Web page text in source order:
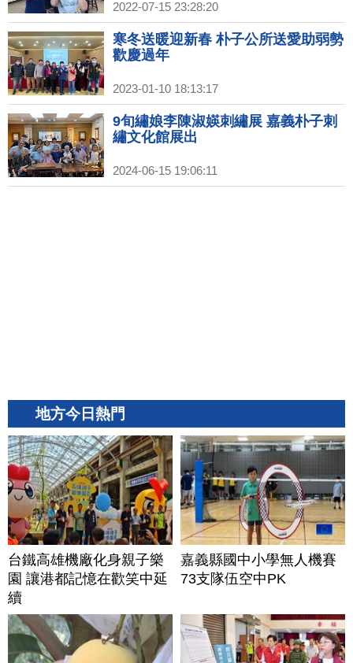
2022-07-15 23:28:20
寒冬送暖迎新春 朴子公所送愛助弱勢
歡慶過年
2023-01-10 18:13:17
9旬繡娘李陳淑媖刺繡展 嘉義朴子刺
繡文化館展出
2024-06-15 19:06:11
地方今日熱門
台鐵高雄機廠化身親子樂
園 讓港都記憶在歡笑中延
續
嘉義縣國中小學無人機賽
73支隊伍空中PK